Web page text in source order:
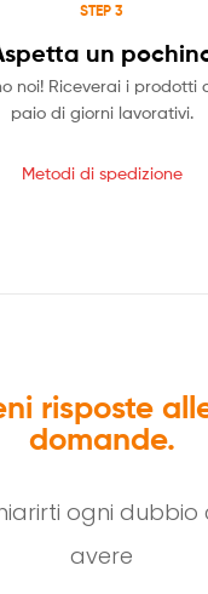
STEP 3
un
noi! Riceverai i prodotti
paio di giorni lavorativi.
Metodi di spedizione
risposte
domande.
ogni dubbio
avere